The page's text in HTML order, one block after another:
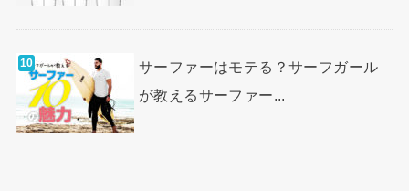
サーファーはモテる？サーフガール
が教えるサーファー...